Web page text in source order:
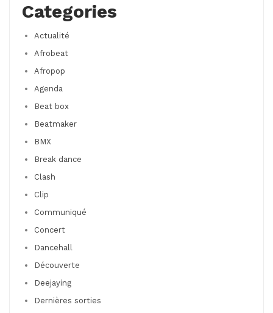
Categories
Actualité
Afrobeat
Afropop
Agenda
Beat box
Beatmaker
BMX
Break dance
Clash
Clip
Communiqué
Concert
Dancehall
Découverte
Deejaying
Dernières sorties